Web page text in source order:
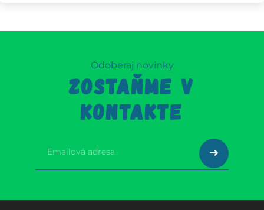
Odoberaj novinky
ZOSTAŇME V
KONTAKTE